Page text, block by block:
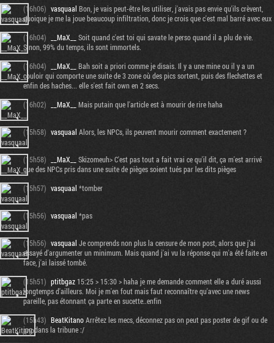
(16h06) vasquaal Bon, je vais peut-être les utiliser, j'avais pas envie qu'ils crèvent,
quoique je me la joue beaucoup infiltration, donc je crois que c'est mal barré avec eux
(16h04)
__MaX__
Soit quand c'est toi qui savate le perso quand il a plu de vie.
Sinon, 99% du temps, ils sont immortels.
(16h04)
__MaX__
Bah soit a priori comme je disais. Il y a une mine ou il y a un
couloir qui comporte une suite de 3 zone où des pics sortent, puis des flechettes et
enfin des haches... elle s'est fait own en 2 secs.
(16h02)
__MaX__ Mais putain que l'article est à mourir de rire haha
(15h58) vasquaal Alors, les NPCs, ils peuvent mourir comment exactement ?
(15h58) __MaX__
Skizomeuh> C'est pas tout a fait vrai ce qu'il dit, ça m'est arrivé
que des NPCs pris dans une suite de pièges soient tués par les dits pièges
(15h57) vasquaal *tomber
(15h56) vasquaal *pas
(15h56) vasquaal Je comprends non plus la censure de mon post, alors que j'ai
essayé d'argumenter un minimum. Mais quand j'ai vu la réponse qui m'a été faite en
face, j'ai laissé tombé.
(15h51) ptitbgaz15:25 > 15:30 > haha je me demande comment elle a duré aussi
longtemps d'ailleurs. Moi je m'en fout mais faut reconnaître qu'avec une news
pareille, pas étonnant ça parte en sucette..enfin
(15h43) BeatKitanoArrêtez les mecs, déconnez pas on peut pas poster de gif ou de
jpg dans la tribune :/